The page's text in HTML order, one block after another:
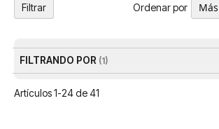
Artículos1-24de41
Ordenar por
Filtrar
FILTRANDO POR